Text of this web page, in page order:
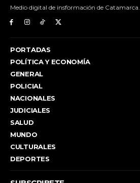
Medio digital de insformación de Catamarca.
PORTADAS
POLÍTICA Y ECONOMÍA
GENERAL
POLICIAL
NACIONALES
JUDICIALES
SALUD
MUNDO
CULTURALES
DEPORTES